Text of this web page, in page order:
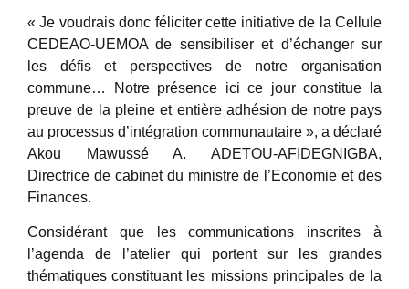
« Je voudrais donc féliciter cette initiative de la Cellule
CEDEAO-UEMOA de sensibiliser et d’échanger sur
les défis et perspectives de notre organisation
commune… Notre présence ici ce jour constitue la
preuve de la pleine et entière adhésion de notre pays
au processus d’intégration communautaire », a déclaré
Akou Mawussé A. ADETOU-AFIDEGNIGBA,
Directrice de cabinet du ministre de l’Economie et des
Finances.
Considérant que les communications inscrites à
l’agenda de l’atelier qui portent sur les grandes
thématiques constituant les missions principales de la